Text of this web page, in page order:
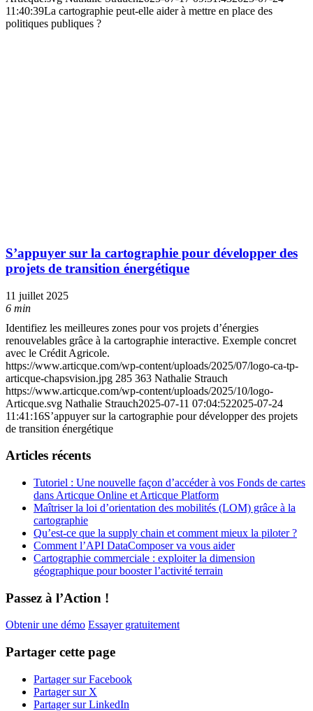
11:40:39La cartographie peut-elle aider à mettre en place des
politiques publiques ?
S’appuyer sur la cartographie pour développer des
projets de transition énergétique
11 juillet 2025
6 min
Identifiez les meilleures zones pour vos projets d’énergies
renouvelables grâce à la cartographie interactive. Exemple concret
avec le Crédit Agricole.
https://www.articque.com/wp-content/uploads/2025/07/logo-ca-tp-
articque-chapsvision.jpg 285 363 Nathalie Strauch
https://www.articque.com/wp-content/uploads/2025/10/logo-
Articque.svg Nathalie Strauch2025-07-11 07:04:522025-07-24
11:41:16S’appuyer sur la cartographie pour développer des projets
de transition énergétique
Articles récents
Tutoriel : Une nouvelle façon d’accéder à vos Fonds de cartes
dans Articque Online et Articque Platform
Maîtriser la loi d’orientation des mobilités (LOM) grâce à la
cartographie
Qu’est-ce que la supply chain et comment mieux la piloter ?
Comment l’API DataComposer va vous aider
Cartographie commerciale : exploiter la dimension
géographique pour booster l’activité terrain
Passez à l’Action !
Obtenir une démo Essayer gratuitement
Partager cette page
Partager sur Facebook
Partager sur X
Partager sur LinkedIn